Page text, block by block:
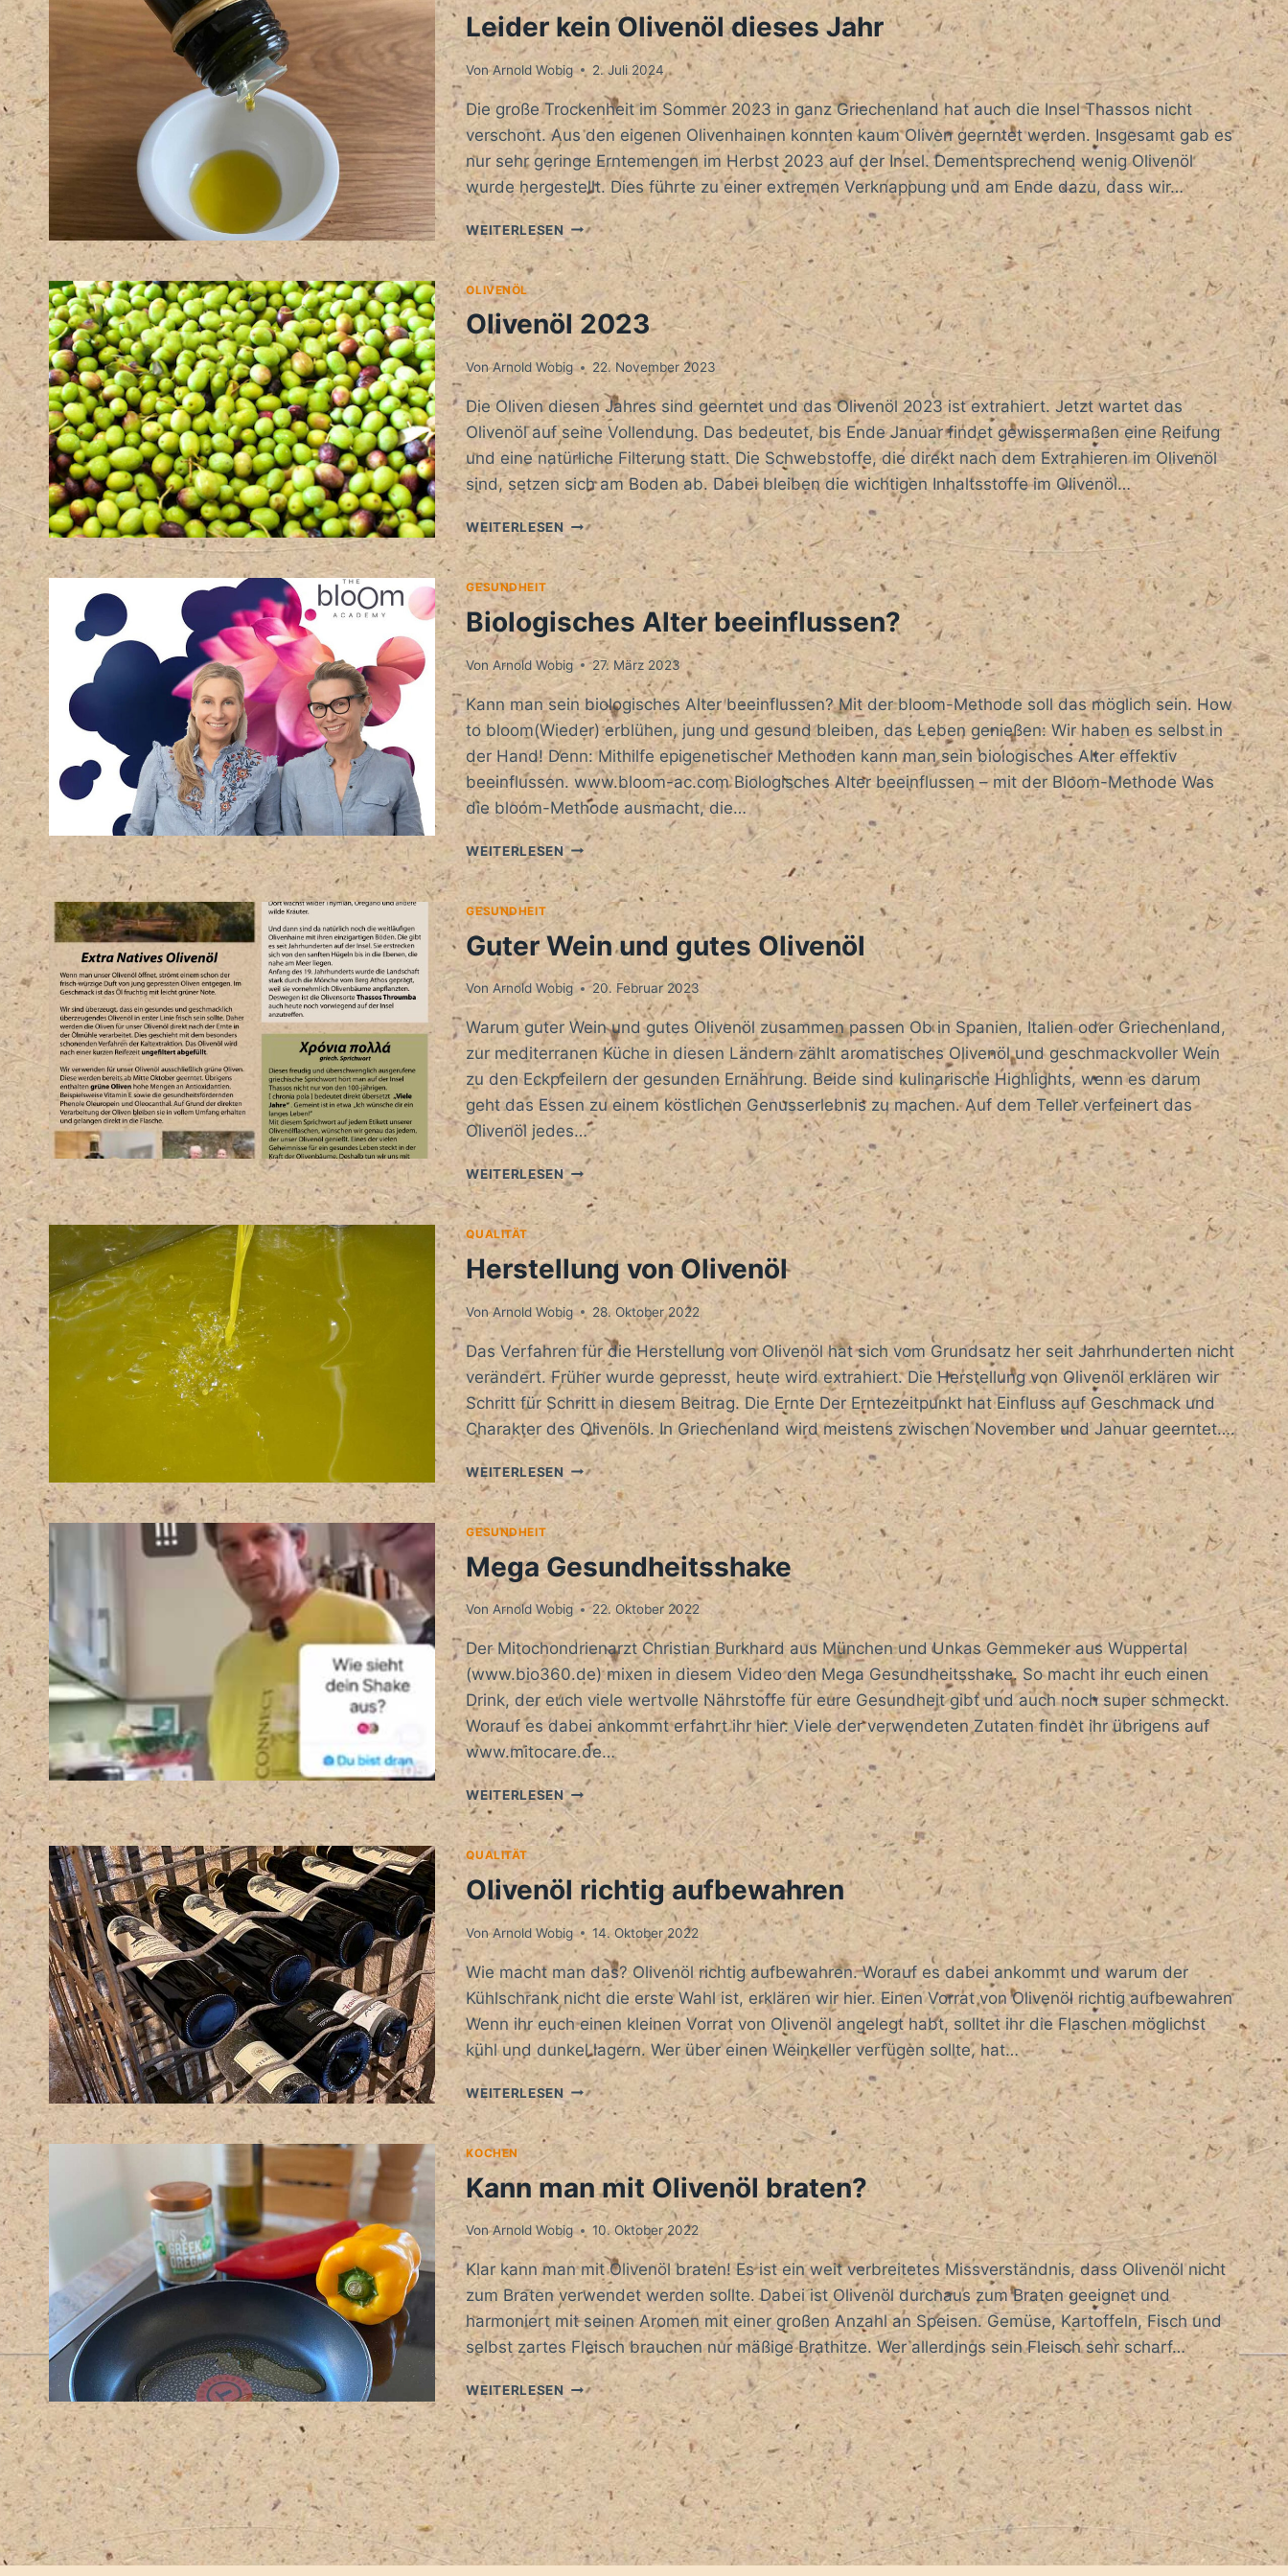
Leider kein Olivenöl dieses Jahr
Von Arnold Wobig 2. Juli 2024
Die große Trockenheit im Sommer 2023 in ganz Griechenland hat auch die Insel Thassos nicht
verschont. Aus den eigenen Olivenhainen konnten kaum Oliven geerntet werden. Insgesamt gab es
nur sehr geringe Erntemengen im Herbst 2023 auf der Insel. Dementsprechend wenig Olivenöl
wurde hergestellt. Dies führte zu einer extremen Verknappung und am Ende dazu, dass wir…
WEITERLESENLEIDER
KEIN
OLIVENÖL
DIESES
JAHR
OLIVENÖL
Olivenöl 2023
Von Arnold Wobig 22. November 2023
Die Oliven diesen Jahres sind geerntet und das Olivenöl 2023 ist extrahiert. Jetzt wartet das
Olivenöl auf seine Vollendung. Das bedeutet, bis Ende Januar findet gewissermaßen eine Reifung
und eine natürliche Filterung statt. Die Schwebstoffe, die direkt nach dem Extrahieren im Olivenöl
sind, setzen sich am Boden ab. Dabei bleiben die wichtigen Inhaltsstoffe im Olivenöl…
WEITERLESENOLIVENÖL
2023
GESUNDHEIT
Biologisches Alter beeinflussen?
Von Arnold Wobig 27. März 2023
Kann man sein biologisches Alter beeinflussen? Mit der bloom-Methode soll das möglich sein. How
to bloom(Wieder) erblühen, jung und gesund bleiben, das Leben genießen: Wir haben es selbst in
der Hand! Denn: Mithilfe epigenetischer Methoden kann man sein biologisches Alter effektiv
beeinflussen. www.bloom-ac.com Biologisches Alter beeinflussen – mit der Bloom-Methode Was
die bloom-Methode ausmacht, die…
WEITERLESENBIOLOGISCHES
ALTER
BEEINFLUSSEN?
GESUNDHEIT
Guter Wein und gutes Olivenöl
Von Arnold Wobig 20. Februar 2023
Warum guter Wein und gutes Olivenöl zusammen passen Ob in Spanien, Italien oder Griechenland,
zur mediterranen Küche in diesen Ländern zählt aromatisches Olivenöl und geschmackvoller Wein
zu den Eckpfeilern der gesunden Ernährung. Beide sind kulinarische Highlights, wenn es darum
geht das Essen zu einem köstlichen Genusserlebnis zu machen. Auf dem Teller verfeinert das
Olivenöl jedes…
WEITERLESENGUTER
WEIN
UND
GUTES
OLIVENÖL
QUALITÄT
Herstellung von Olivenöl
Von Arnold Wobig 28. Oktober 2022
Das Verfahren für die Herstellung von Olivenöl hat sich vom Grundsatz her seit Jahrhunderten nicht
verändert. Früher wurde gepresst, heute wird extrahiert. Die Herstellung von Olivenöl erklären wir
Schritt für Schritt in diesem Beitrag. Die Ernte Der Erntezeitpunkt hat Einfluss auf Geschmack und
Charakter des Olivenöls. In Griechenland wird meistens zwischen November und Januar geerntet….
WEITERLESENHERSTELLUNG
VON
OLIVENÖL
GESUNDHEIT
Mega Gesundheitsshake
Von Arnold Wobig 22. Oktober 2022
Der Mitochondrienarzt Christian Burkhard aus München und Unkas Gemmeker aus Wuppertal
(www.bio360.de) mixen in diesem Video den Mega Gesundheitsshake. So macht ihr euch einen
Drink, der euch viele wertvolle Nährstoffe für eure Gesundheit gibt und auch noch super schmeckt.
Worauf es dabei ankommt erfahrt ihr hier. Viele der verwendeten Zutaten findet ihr übrigens auf
www.mitocare.de…
WEITERLESENMEGA
GESUNDHEITSSHAKE
QUALITÄT
Olivenöl richtig aufbewahren
Von Arnold Wobig 14. Oktober 2022
Wie macht man das? Olivenöl richtig aufbewahren. Worauf es dabei ankommt und warum der
Kühlschrank nicht die erste Wahl ist, erklären wir hier. Einen Vorrat von Olivenöl richtig aufbewahren
Wenn ihr euch einen kleinen Vorrat von Olivenöl angelegt habt, solltet ihr die Flaschen möglichst
kühl und dunkel lagern. Wer über einen Weinkeller verfügen sollte, hat…
WEITERLESENOLIVENÖL
RICHTIG
AUFBEWAHREN
KOCHEN
Kann man mit Olivenöl braten?
Von Arnold Wobig 10. Oktober 2022
Klar kann man mit Olivenöl braten! Es ist ein weit verbreitetes Missverständnis, dass Olivenöl nicht
zum Braten verwendet werden sollte. Dabei ist Olivenöl durchaus zum Braten geeignet und
harmoniert mit seinen Aromen mit einer großen Anzahl an Speisen. Gemüse, Kartoffeln, Fisch und
selbst zartes Fleisch brauchen nur mäßige Brathitze. Wer allerdings sein Fleisch sehr scharf…
WEITERLESENKANN
MAN
MIT
OLIVENÖL
BRATEN?